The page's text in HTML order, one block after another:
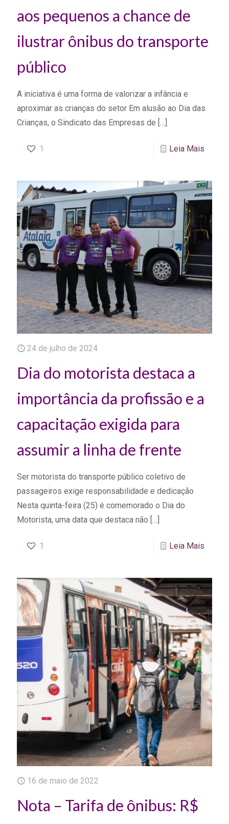
aos pequenos a chance de
ilustrar ônibus do transporte
público
A iniciativa é uma forma de valorizar a infância e
aproximar as crianças do setor Em alusão ao Dia das
Crianças, o Sindicato das Empresas de […]
1 Leia Mais
24 de julho de 2024
Dia do motorista destaca a
importância da profissão e a
capacitação exigida para
assumir a linha de frente
Ser motorista do transporte público coletivo de
passageiros exige responsabilidade e dedicação
Nesta quinta-feira (25) é comemorado o Dia do
Motorista, uma data que destaca não […]
1 Leia Mais
16 de maio de 2022
Nota – Tarifa de ônibus: R$